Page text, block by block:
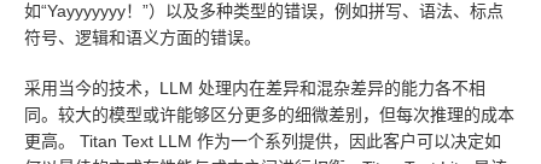
如“Yayyyyyyy！”）以及多种类型的错误，例如拼写、语法、标点
符号、逻辑和语义方面的错误。
采用当今的技术，LLM 处理内在差异和混杂差异的能力各不相
同。较大的模型或许能够区分更多的细微差别，但每次推理的成本
更高。 Titan Text LLM 作为一个系列提供，因此客户可以决定如